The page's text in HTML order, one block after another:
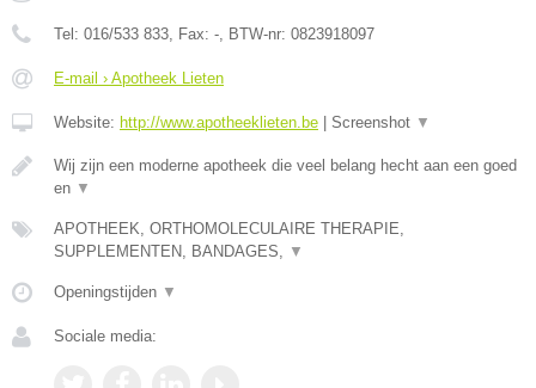
Tel: 016/533 833 , Fax: - , BTW-nr: 0823918097
E-mail › Apotheek Lieten
Website: http://www.apotheeklieten.be | Screenshot ▼
Wij zijn een moderne apotheek die veel belang hecht aan een goed
en ▼
APOTHEEK, ORTHOMOLECULAIRE THERAPIE,
SUPPLEMENTEN, BANDAGES,
▼
Openingstijden ▼
Sociale media: